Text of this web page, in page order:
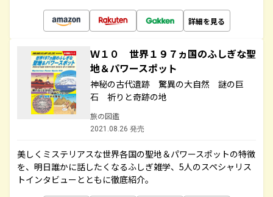
詳細を見る
Ｗ１０ 世界１９７ヵ国のふしぎな聖
地＆パワースポット
神秘の古代遺跡 驚異の大自然 謎の巨
石 祈りと奇跡の地
旅の図鑑
2021.08.26 発売
美しくミステリアスな世界各国の聖地＆パワースポットの特徴
を、明日誰かに話したくなるふしぎ雑学、5人のスペシャリス
トインタビューとともに徹底紹介。